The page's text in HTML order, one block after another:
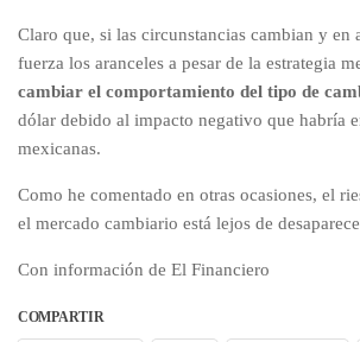
Claro que, si las circunstancias cambian y en
fuerza los aranceles a pesar de la estrategia
cambiar el comportamiento del tipo de
dólar debido al impacto negativo que habría
mexicanas.
Como he comentado en otras ocasiones, el
el mercado cambiario está lejos de
Con información de El Financiero
COMPARTIR